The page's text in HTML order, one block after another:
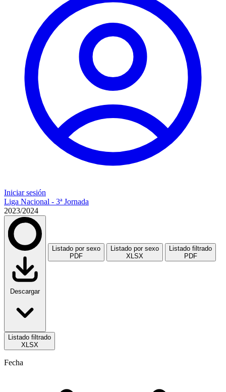
Iniciar sesión
Liga Nacional - 3ª Jornada
2023/2024
Descargar
Listado por sexo
PDF
Listado por sexo
XLSX
Listado filtrado
PDF
Listado filtrado
XLSX
Fecha